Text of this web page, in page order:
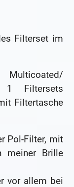
Filterset im
1 Filtersets
Filtertasche
Pol-Filter, mit
meiner Brille
vor allem bei